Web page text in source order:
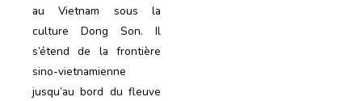
au Vietnam sous la
culture Dong Son. Il
s’étend de la frontière
sino-vietnamienne
jusqu’au bord du fleuve